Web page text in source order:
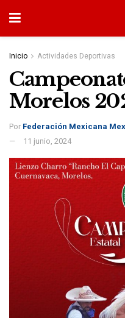
Inicio Actividades Deportivas
Morelos
Por Federación Mexicana
11 junio, 2024